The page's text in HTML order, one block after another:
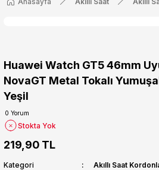
Huawei Watch GT5 46mm
NovaGT Metal Tokalı
Yeşil
0 Yorum
Stokta Yok
219,90 TL
Kategori
Akıllı Saat